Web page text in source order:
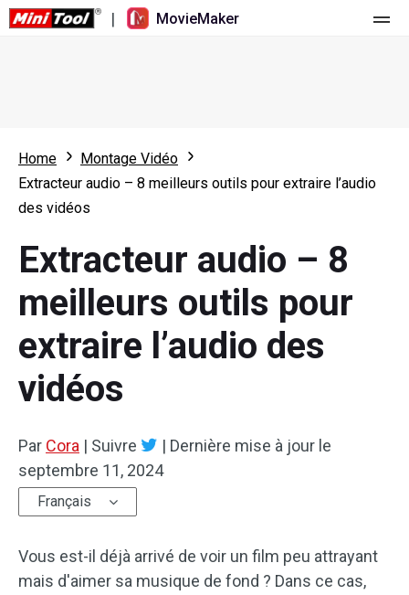
| MovieMaker
Nouveautés
Montage multipiste
Rapport hauteur/largeur
Réglage de la vitesse/Inversion
Tailler/Fendre/Récolter
Effets audio
Texte/Élément visue
Vidéo couleur
Ressources
Astuces d’édition vidéo
Enregistreur d'écran
Convertisseur vidéo
Téléchargeur de vidéos en ligne
Home
Montage Vidéo
Extracteur audio – 8 meilleurs outils pour extraire l’audio
des vidéos
Extracteur audio – 8
meilleurs outils pour
extraire l’audio des
vidéos
Par Cora | Suivre | Dernière mise à jour le
septembre 11, 2024
Français
Vous est-il déjà arrivé de voir un film peu attrayant
mais d'aimer sa musique de fond ? Dans ce cas,